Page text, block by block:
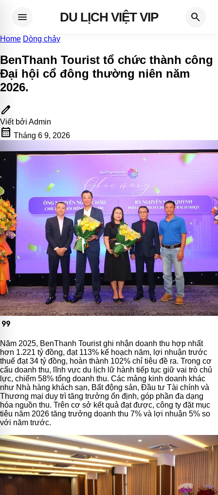
menu DU LỊCH VIỆT VIP search
Home Dòng chảy
BenThanh Tourist tổ chức thành công
Đại hội cổ đông thường niên năm
2026.
edit
Viết bởi Admin
calendar_month Tháng 6 9, 2026
format_quote
Năm 2025, BenThanh Tourist ghi nhận doanh thu hợp nhất
hơn 1.221 tỷ đồng, đạt 113% kế hoạch năm, lợi nhuận trước
thuế đạt 34 tỷ đồng, hoàn thành 102% chỉ tiêu đề ra. Trong cơ
cấu doanh thu, lĩnh vực du lịch lữ hành tiếp tục giữ vai trò chủ
lực, chiếm 58% tổng doanh thu. Các mảng kinh doanh khác
như Nhà hàng khách sạn, Bất động sản, Đầu tư Tài chính và
Thương mại duy trì tăng trưởng ổn định, góp phần đa dạng
hóa nguồn thu. Trên cơ sở kết quả đạt được, công ty đặt mục
tiêu năm 2026 tăng trưởng doanh thu 7% và lợi nhuận 5% so
với năm trước.